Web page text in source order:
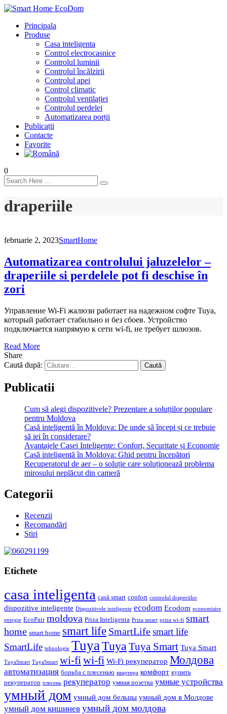
Principala
Produse
Casa inteligenta
Control electrocasnice
Controlul luminii
Controlul încălzirii
Controlul apei
Control climatic
Controlul ventilației
Сontrolul perdelei
Automatizarea porții
Publicații
Contacte
Favorite
0
draperiile
februarie 2, 2023SmartHome
Automatizarea controlului jaluzelelor –
draperiile si perdelele pot fi deschise în
zori
Управление Wi-Fi жалюзи работает на надежном софте Tuya,
который работает стабильно и без сбоев. Устройство
подключается напрямую к сети wi-fi, не требует шлюзов.
Read More
Share
Caută după:
Publicatii
Cum să alegi dispozitivele? Prezentare a soluțiilor populare
pentru Moldova
Casă inteligentă în Moldova: De unde să începi și ce trebuie
să iei în considerare?
Avantajele Casei Inteligente: Confort, Securitate și Economie
Casă inteligentă în Moldova: Ghid pentru începători
Recuperatorul de aer – o soluție care soluționează problema
mirosului neplăcut din cameră
Categorii
Recenzii
Recomandări
Stiri
Etichete
casa inteligenta casă smart confort controlul draperiilor
dispozitive inteligente Dispozitivele inteligente ecodom Ecodom economisire
energie EcoPair moldova Priza Inteligenta Priza smart priza wi-fi smart
home smart home smart life SmartLife smart life
SmartLife tehnologie Tuya Tuya Tuya Smart Tuya Smart
TuyaSmart TuyaSmart wi-fi wi-fi Wi-Fi рекуператор Молдова
автоматизация борьба с плесенью квартира комфорт купить
рекуператор плесень рекуператор умная розетка умные устройства
умный дом умный дом бельцы умный дом в Молдове
умный дом кишинев умный дом молдова